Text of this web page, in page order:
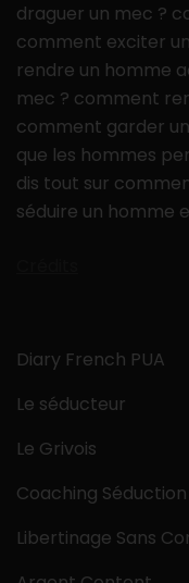
draguer un mec ?
comment exciter
rendre un homme
mec ? comment
comment garder
que les hommes
dis tout sur
séduire un homme
Diary French PUA
Le séducteur
Le Grivois
Coaching Séduction
Libertinage Sans